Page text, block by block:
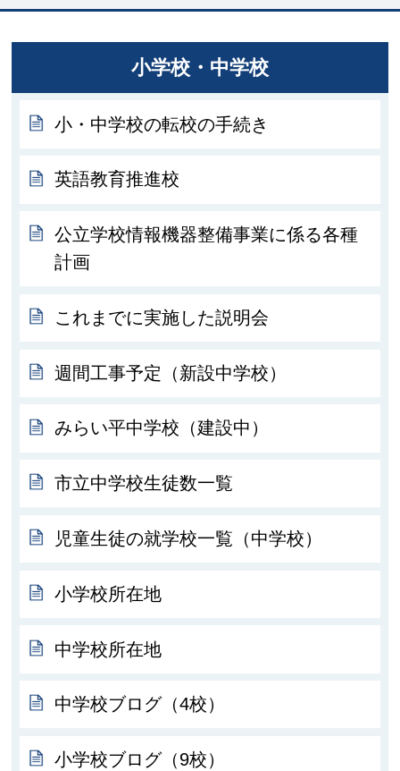
小学校・中学校
小・中学校の転校の手続き
英語教育推進校
公立学校情報機器整備事業に係る各種
計画
これまでに実施した説明会
週間工事予定（新設中学校）
みらい平中学校（建設中）
市立中学校生徒数一覧
児童生徒の就学校一覧（中学校）
小学校所在地
中学校所在地
中学校ブログ（4校）
小学校ブログ（9校）